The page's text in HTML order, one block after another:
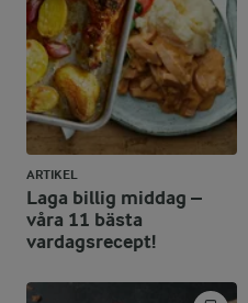
ARTIKEL
Laga billig middag –
våra 11 bästa
vardagsrecept!